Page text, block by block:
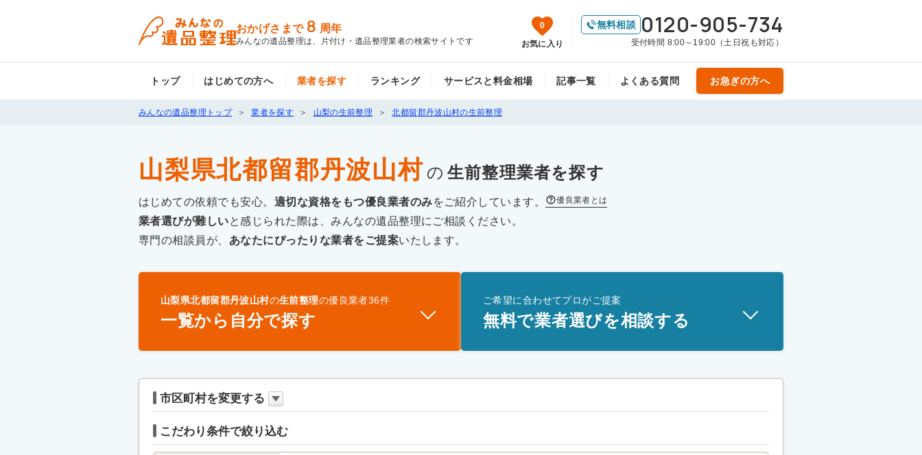
おかげさまで 8 周年
みんなの遺品整理は、片付け・遺品整理業者の検索サイトです
0
お気に入り
無料相談 0120-905-734
受付時間 8:00～19:00（土日祝も対応）
トップ はじめての方へ 業者を探す ランキング サービスと料金相場 記事一覧 よくある質問 お急ぎの方へ
みんなの遺品整理トップ 業者を探す 山梨の生前整理 北都留郡丹波山村の生前整理
山梨県北都留郡丹波山村 の 生前整理業者を探す
はじめての依頼でも安心。 適切な資格をもつ優良業者のみをご紹介しています。 優良業者とは
業者選びが難しいと感じられた際は、みんなの遺品整理にご相談ください。
専門の相談員が、 あなたにぴったりな業者をご提案いたします。
山梨県北都留郡丹波山村の生前整理の優良業者36件
一覧から自分で探す
ご希望に合わせてプロがご提案
無料で業者選びを相談する
市区町村を変更する
こだわり条件で絞り込む